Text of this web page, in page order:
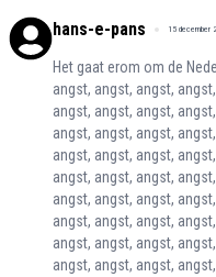
hans-e-pans 15 december
Het gaat erom om de
angst, angst, angst,
angst, angst, angst,
angst, angst, angst,
angst, angst, angst,
angst, angst, angst,
angst, angst, angst,
angst, angst, angst,
angst, angst, angst,
angst, angst, angst,